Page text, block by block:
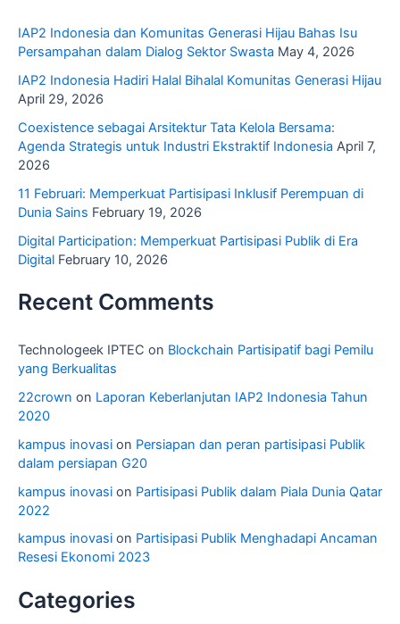
IAP2 Indonesia dan Komunitas Generasi Hijau Bahas Isu
Persampahan dalam Dialog Sektor Swasta May 4, 2026
IAP2 Indonesia Hadiri Halal Bihalal Komunitas Generasi Hijau
April 29, 2026
Coexistence sebagai Arsitektur Tata Kelola Bersama:
Agenda Strategis untuk Industri Ekstraktif Indonesia April 7,
2026
11 Februari: Memperkuat Partisipasi Inklusif Perempuan di
Dunia Sains February 19, 2026
Digital Participation: Memperkuat Partisipasi Publik di Era
Digital February 10, 2026
Recent Comments
Technologeek IPTEC on Blockchain Partisipatif bagi Pemilu
yang Berkualitas
22crown on Laporan Keberlanjutan IAP2 Indonesia Tahun
2020
kampus inovasi on Persiapan dan peran partisipasi Publik
dalam persiapan G20
kampus inovasi on Partisipasi Publik dalam Piala Dunia Qatar
2022
kampus inovasi on Partisipasi Publik Menghadapi Ancaman
Resesi Ekonomi 2023
Categories